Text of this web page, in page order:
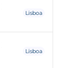
Lisboa
Lisboa